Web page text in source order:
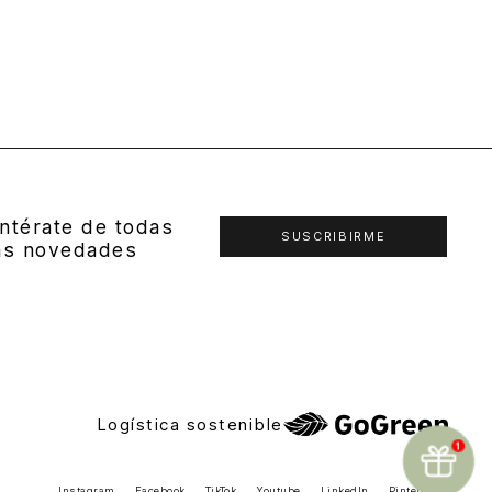
de todas
novedades
SUSCRIBIRME
Logística sostenible